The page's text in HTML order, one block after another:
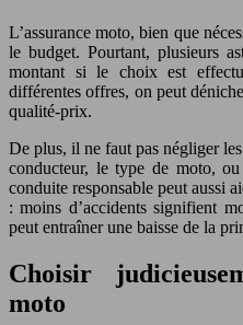
L’assurance moto, bien que
le budget. Pourtant, plusieurs
montant si le choix est
différentes offres, on peut
qualité-prix.
De plus, il ne faut pas négliger
conducteur, le type de moto,
conduite responsable peut aussi
: moins d’accidents signifient
peut entraîner une baisse de la
Choisir
moto